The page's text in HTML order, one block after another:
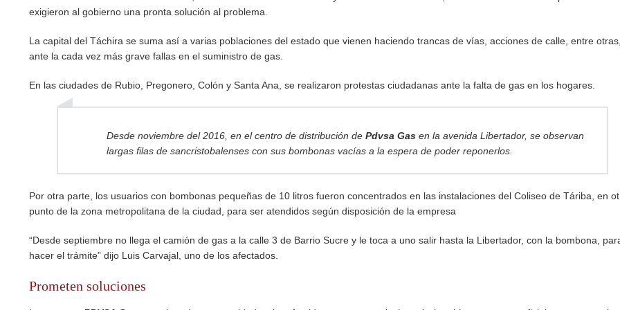
exigieron al gobierno una pronta solución al problema.
La capital del Táchira se suma así a varias poblaciones del estado que vienen haciendo trancas de vías, acciones de calle, entre otras,
ante la cada vez más grave fallas en el suministro de gas.
En las ciudades de Rubio, Pregonero, Colón y Santa Ana, se realizaron protestas ciudadanas ante la falta de gas en los hogares.
Desde noviembre del 2016, en el centro de distribución de Pdvsa Gas en la avenida Libertador, se observan
largas filas de sancristobalenses con sus bombonas vacías a la espera de poder reponerlos.
Por otra parte, los usuarios con bombonas pequeñas de 10 litros fueron concentrados en las instalaciones del Coliseo de Táriba, en
punto de la zona metropolitana de la ciudad, para ser atendidos según disposición de la empresa
“Desde septiembre no llega el camión de gas a la calle 3 de Barrio Sucre y le toca a uno salir hasta la Libertador, con la bombona,
hacer el trámite” dijo Luis Carvajal, uno de los afectados.
Prometen soluciones